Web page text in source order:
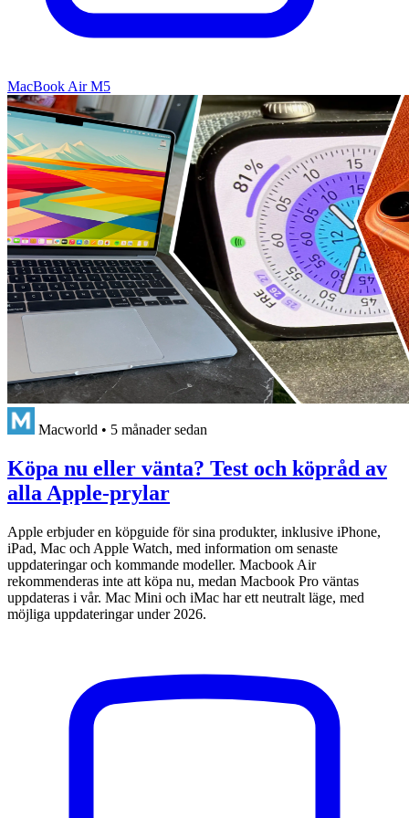
MacBook Air M5
Macworld • 5 månader sedan
Köpa nu eller vänta? Test och köpråd av
alla Apple-prylar
Apple erbjuder en köpguide för sina produkter, inklusive iPhone,
iPad, Mac och Apple Watch, med information om senaste
uppdateringar och kommande modeller. Macbook Air
rekommenderas inte att köpa nu, medan Macbook Pro väntas
uppdateras i vår. Mac Mini och iMac har ett neutralt läge, med
möjliga uppdateringar under 2026.